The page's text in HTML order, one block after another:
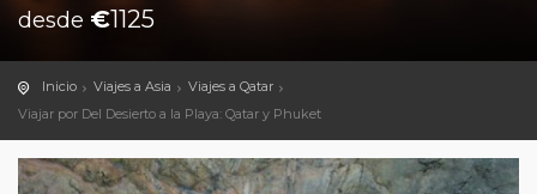
desde €1125
Inicio Viajes a Asia
Viajes a Qatar
Viajar por Del Desierto a la Playa: Qatar y Phuket